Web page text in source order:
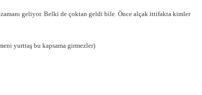
geliyor. Belki de çoktan geldi bile. Önce alçak ittifakta kimler
yurttaş bu kapsama girmezler)